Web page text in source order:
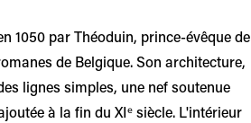
1050 par Théoduin, prince-évêque de
de Belgique. Son architecture,
lignes simples, une nef soutenue
à la fin du XIᵉ siècle. L'intérieur